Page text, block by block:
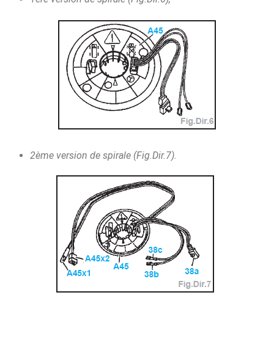
2ème version de spirale (Fig.Dir.7).